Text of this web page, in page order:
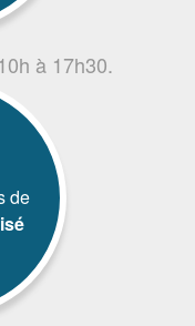
à 17h30.
de